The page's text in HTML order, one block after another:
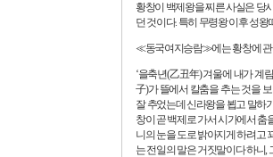
황창이 백제왕을 찌른 사실은 당
던 것이다. 특히 무령왕 이후 성
≪동국여지승람≫에는 황창에 관
‘을축년(乙丑年) 겨울에 내가 계
子)가 뜰에서 칼춤을 추는 것을
잘 추었는데 신라왕을 뵙고 말하
창이 곧 백제로 가서 시가에서
니의 눈을 도로 밝아지게 하려고
는 전일의 말은 거짓말이다 하니,